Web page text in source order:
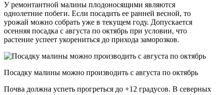
У ремонтантной малины плодоносящими являются
однолетние побеги. Если посадить ее ранней весной, то
урожай можно собрать уже в текущем году. Допускается
осенняя посадка с августа по октябрь при условии, что
растение успеет укорениться до прихода заморозков.
Посадку малины можно производить с августа по октябрь
Почва должна успеть прогреться до +12 градусов. В северных